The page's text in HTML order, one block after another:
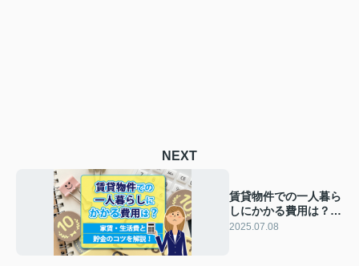
NEXT
賃貸物件での一人暮ら
しにかかる費用は？家
賃・生活費と貯金のコ
2025.07.08